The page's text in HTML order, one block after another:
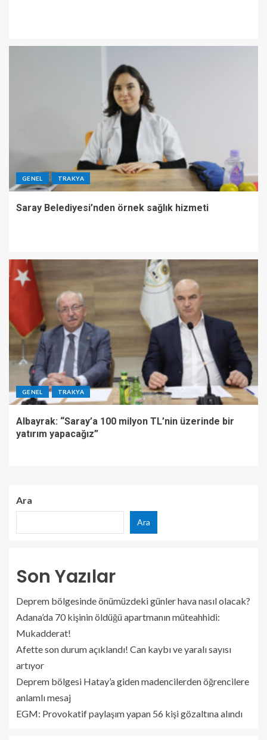
GENEL TRAKYA
Saray Belediyesi’nden örnek sağlık hizmeti
GENEL TRAKYA
Albayrak: “Saray’a 100 milyon TL’nin üzerinde bir
yatırım yapacağız”
Ara
Ara
Son Yazılar
Deprem bölgesinde önümüzdeki günler hava nasıl olacak?
Adana’da 70 kişinin öldüğü apartmanın müteahhidi:
Mukadderat!
Afette son durum açıklandı! Can kaybı ve yaralı sayısı
artıyor
Deprem bölgesi Hatay’a giden madencilerden öğrencilere
anlamlı mesaj
EGM: Provokatif paylaşım yapan 56 kişi gözaltına alındı